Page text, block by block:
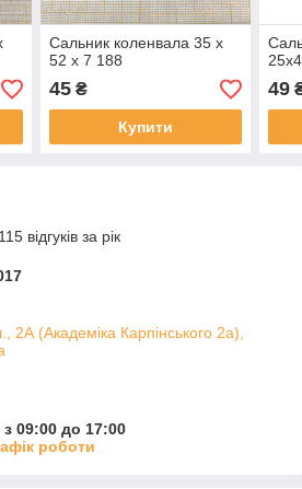
Сальник коленвала 35 х
52 х 7 188
45₴
Купити
49
відгуків за рік
2А (Академіка Карпінського 2а),
09:00 до 17:00
роботи